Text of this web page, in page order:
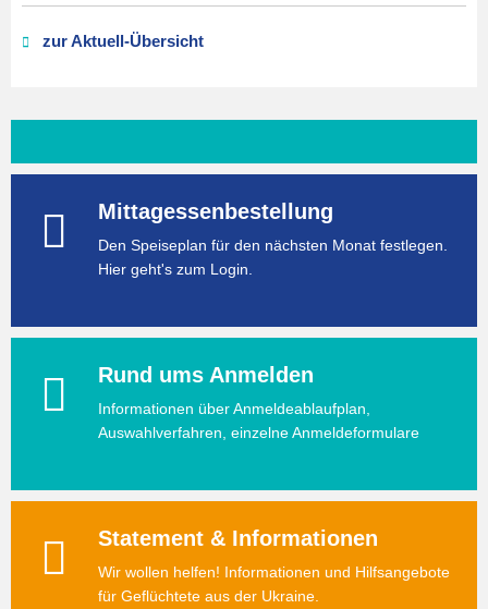
zur Aktuell-Übersicht
Mittagessenbestellung
Den Speiseplan für den nächsten Monat festlegen.
Hier geht's zum Login.
Rund ums Anmelden
Informationen über Anmeldeablaufplan,
Auswahlverfahren, einzelne Anmeldeformulare
Statement & Informationen
Wir wollen helfen! Informationen und Hilfsangebote
für Geflüchtete aus der Ukraine.